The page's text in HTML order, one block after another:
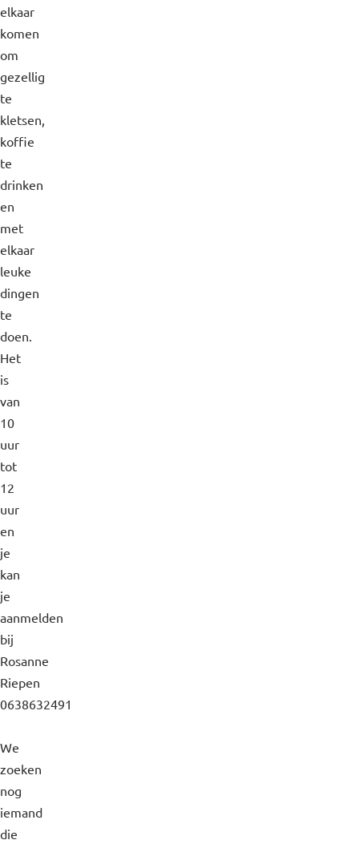
elkaar
komen
om
gezellig
te
kletsen,
koffie
te
drinken
en
met
elkaar
leuke
dingen
te
doen.
Het
is
van
10
uur
tot
12
uur
en
je
kan
je
aanmelden
bij
Rosanne
Riepen
0638632491
We
zoeken
nog
iemand
die